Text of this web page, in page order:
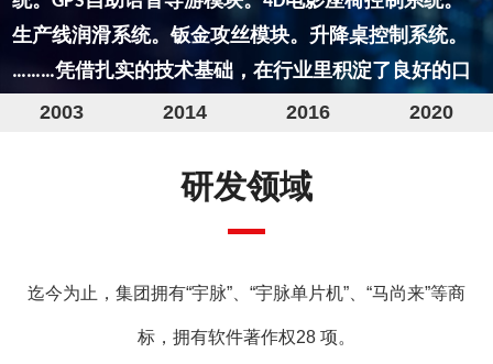
年，宇脉单片机开发工作室成立，
2003 2014 2016 2020
研发领域
迄今为止，集团拥有“宇脉”、“宇脉单片机”、“马尚来”等商
标，拥有软件著作权28 项。